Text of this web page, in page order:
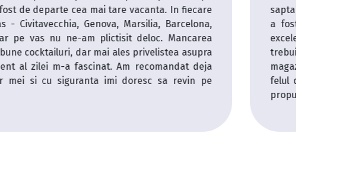
wow pe Costa Venezia. Experienta pe vasul de croaziera
fost una de vis! Am vizitat locuri frumoase, mancarea a fost
iar camera a fost spatioasa si utilata cu tot ce ne-a
trebuit. Vasele de croaziera sunt niste mici orase; aici vei gasi
restaurante cu specifice diferite, baruri, piscine si tot
de activitati faine care nu te vor lasa sa te plictisesti. Mi-am
propus ca de acum in colo sa merg pe o croaziera in fiecare an!